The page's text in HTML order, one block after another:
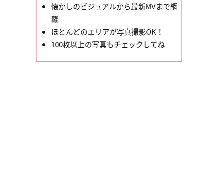
懐かしのビジュアルから最新MVまで網
羅
ほとんどのエリアが写真撮影OK！
100枚以上の写真もチェックしてね